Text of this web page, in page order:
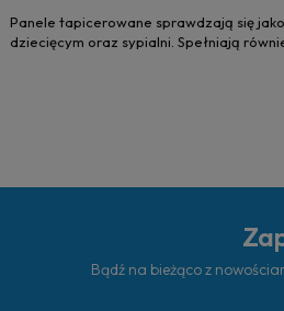
Panele tapicerowane sprawdzają się
dziecięcym oraz sypialni. Spełniają
Bądź na bieżąco z